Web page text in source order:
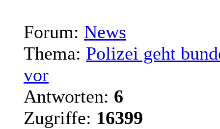
Forum: News
Thema: Polizei geht
vor
Antworten: 6
Zugriffe: 16399